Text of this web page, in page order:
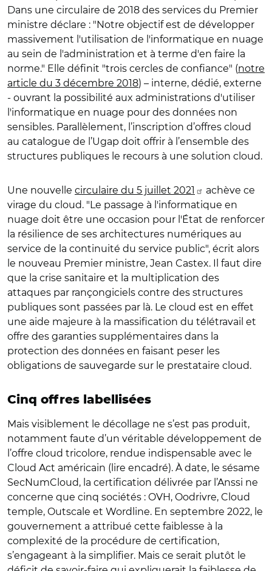
Dans une circulaire de 2018 des services du Premier
ministre déclare : "Notre objectif est de développer
massivement l'utilisation de l'informatique en nuage
au sein de l'administration et à terme d'en faire la
norme." Elle définit "trois cercles de confiance" (notre
article du 3 décembre 2018) – interne, dédié, externe
- ouvrant la possibilité aux administrations d'utiliser
l'informatique en nuage pour des données non
sensibles. Parallèlement, l’inscription d’offres cloud
au catalogue de l’Ugap doit offrir à l’ensemble des
structures publiques le recours à une solution cloud.
Une nouvelle circulaire du 5 juillet 2021
achève ce
virage du cloud. "Le passage à l'informatique en
nuage doit être une occasion pour l'État de renforcer
la résilience de ses architectures numériques au
service de la continuité du service public", écrit alors
le nouveau Premier ministre, Jean Castex. Il faut dire
que la crise sanitaire et la multiplication des
attaques par rançongiciels contre des structures
publiques sont passées par là. Le cloud est en effet
une aide majeure à la massification du télétravail et
offre des garanties supplémentaires dans la
protection des données en faisant peser les
obligations de sauvegarde sur le prestataire cloud.
Cinq offres labellisées
Mais visiblement le décollage ne s’est pas produit,
notamment faute d’un véritable développement de
l’offre cloud tricolore, rendue indispensable avec le
Cloud Act américain (lire encadré). À date, le sésame
SecNumCloud, la certification délivrée par l’Anssi ne
concerne que cinq sociétés : OVH, Oodrivre, Cloud
temple, Outscale et Wordline. En septembre 2022, le
gouvernement a attribué cette faiblesse à la
complexité de la procédure de certification,
s’engageant à la simplifier. Mais ce serait plutôt le